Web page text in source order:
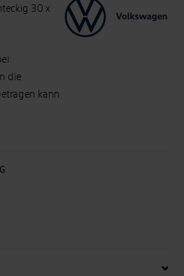
30 x
die
kann.